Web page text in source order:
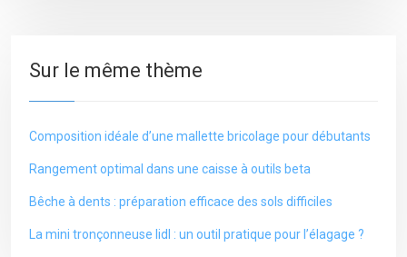
Sur le même thème
Composition idéale d’une mallette bricolage pour débutants
Rangement optimal dans une caisse à outils beta
Bêche à dents : préparation efficace des sols difficiles
La mini tronçonneuse lidl : un outil pratique pour l’élagage ?